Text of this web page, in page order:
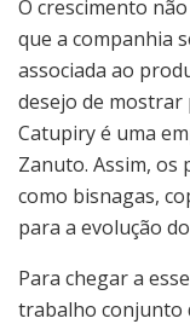
O crescimento
que a companhia
associada ao
desejo de mostrar
Catupiry é uma
Zanuto. Assim, os
como bisnagas,
para a evolução
Para chegar a
trabalho conjunto